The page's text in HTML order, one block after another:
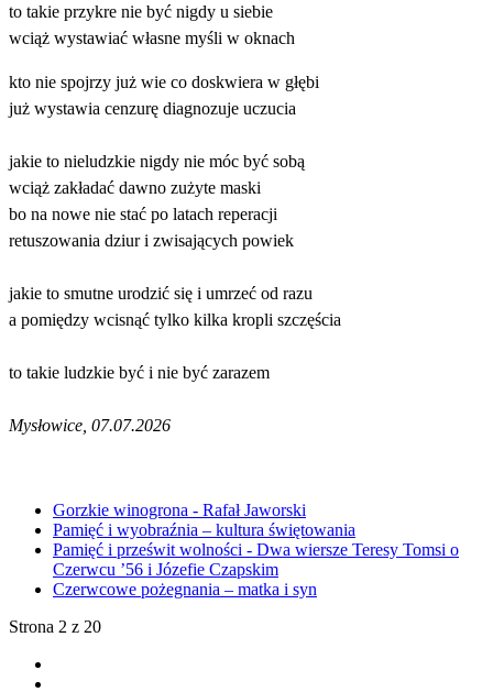
to takie przykre nie być nigdy u siebie
wciąż wystawiać własne myśli w oknach
kto nie spojrzy już wie co doskwiera w głębi
już wystawia cenzurę diagnozuje uczucia
jakie to nieludzkie nigdy nie móc być sobą
wciąż zakładać dawno zużyte maski
bo na nowe nie stać po latach reperacji
retuszowania dziur i zwisających powiek
jakie to smutne urodzić się i umrzeć od razu
a pomiędzy wcisnąć tylko kilka kropli szczęścia
to takie ludzkie być i nie być zarazem
Mysłowice, 07.07.2026
Gorzkie winogrona - Rafał Jaworski
Pamięć i wyobraźnia – kultura świętowania
Pamięć i prześwit wolności - Dwa wiersze Teresy Tomsi o
Czerwcu ’56 i Józefie Czapskim
Czerwcowe pożegnania – matka i syn
Strona 2 z 20